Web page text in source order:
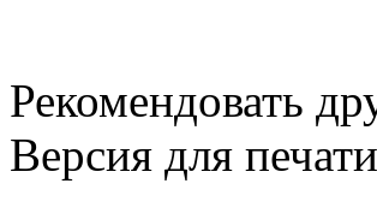
Рекомендовать
Версия для печати